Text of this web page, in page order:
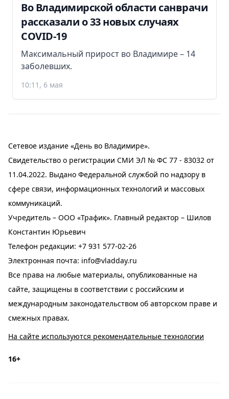
Во Владимирской области санврачи
рассказали о 33 новых случаях
COVID-19
Максимальный прирост во Владимире – 14
заболевших.
10:11, 6 мая
Сетевое издание «День во Владимире».
Свидетельство о регистрации СМИ ЭЛ № ФС 77 - 83032 от
11.04.2022. Выдано Федеральной службой по надзору в
сфере связи, информационных технологий и массовых
коммуникаций.
Учредитель – ООО «Трафик». Главный редактор – Шилов
Константин Юрьевич
Телефон редакции: +7 931 577-02-26
Электронная почта: info@vladday.ru
Все права на любые материалы, опубликованные на
сайте, защищены в соответствии с российским и
международным законодательством об авторском праве и
смежных правах.
На сайте используются рекомендательные технологии
16+